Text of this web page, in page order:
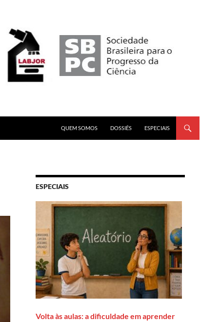
QUEM SOMOS
DOSSIÊS ESPECIAIS
ESPECIAIS
Volta às aulas: a dificuldade em aprender